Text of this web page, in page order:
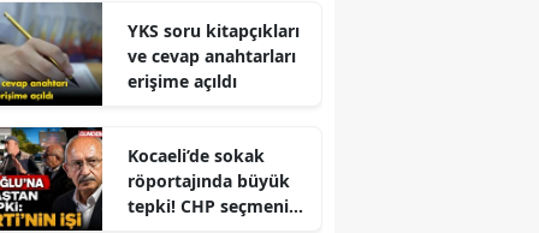
YKS soru kitapçıkları
ve cevap anahtarları
erişime açıldı
Kocaeli’de sokak
röportajında büyük
tepki! CHP seçmeni